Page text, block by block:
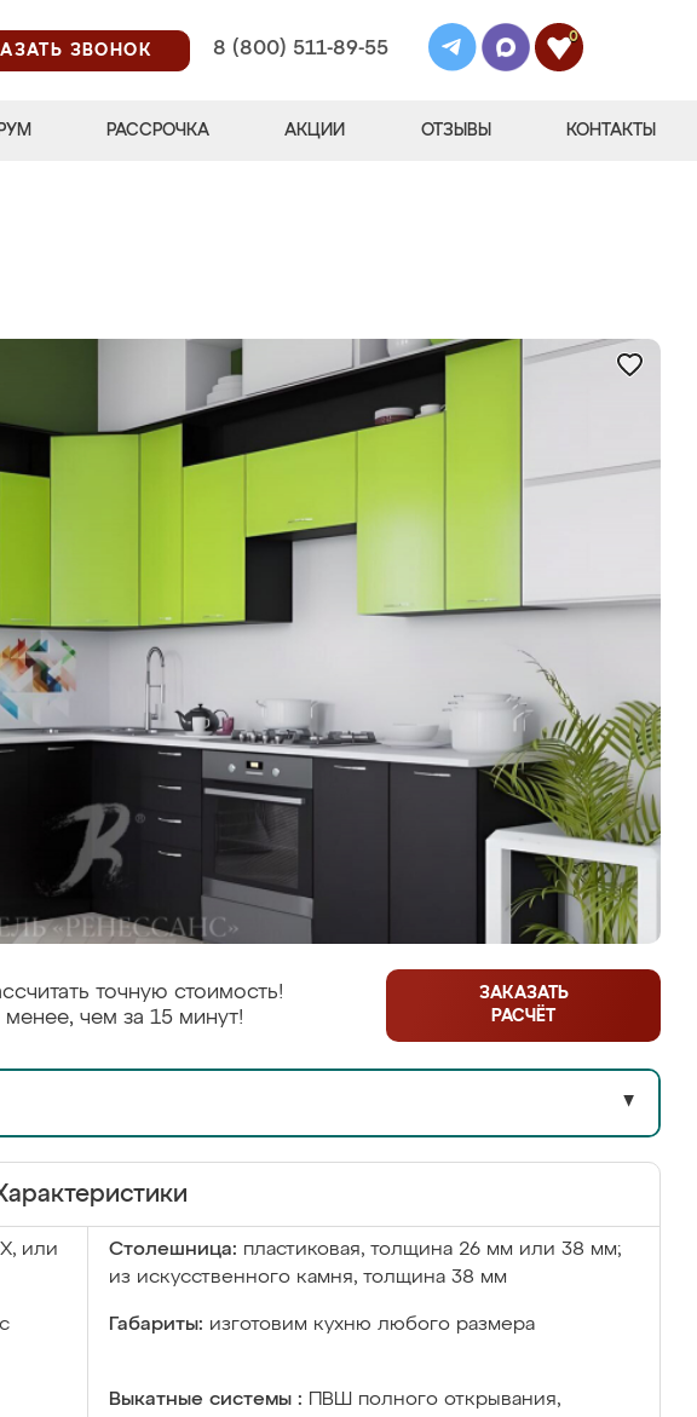
ЗВОНОК
8 (800) 511-89-55
0
РАССРОЧКА АКЦИИ ОТЗЫВЫ КОНТАКТЫ
точную стоимость!
чем за 15 минут!
ЗАКАЗАТЬ
РАСЧЁТ
▼
или
Столешница: пластиковая, толщина 26 мм или 38 мм;
из искусственного камня, толщина 38 мм
Габариты: изготовим кухню любого размера
Выкатные системы :
ПВШ полного открывания,